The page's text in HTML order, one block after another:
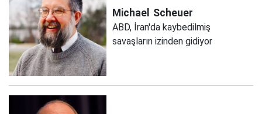
Michael Scheuer
ABD, İran'da kaybedilmiş
savaşların izinden gidiyor